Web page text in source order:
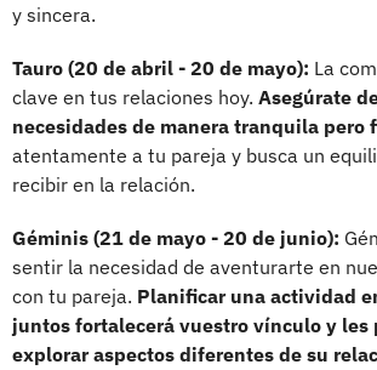
y sincera.
Tauro (20 de abril - 20 de mayo): La
clave en tus relaciones hoy. Asegúrate
necesidades de manera tranquila pero
atentamente a tu pareja y busca un
recibir en la relación.
Géminis (21 de mayo - 20 de junio):
sentir la necesidad de aventurarte en
con tu pareja. Planificar una actividad
juntos fortalecerá vuestro vínculo y les
explorar aspectos diferentes de su